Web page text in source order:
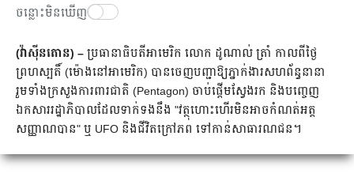
ចន្លោះមិនឃើញ
(វ៉ាស៊ីនតោន) – ប្រធានាធិបតីអាមេរិក លោក ដូណាល់ ត្រាំ កាលពីថ្ងៃ
ព្រហស្បតិ៍ (ម៉ោងនៅអាមេរិក) បានចេញបញ្ជាឱ្យភ្នាក់ងារសហព័ន្ធនានា
រួមទាំងក្រសួងការពារជាតិ (Pentagon) ចាប់ផ្ដើមស្វែងរក និងបញ្ចេញ
ឯកសាររដ្ឋាភិបាលដែលទាក់ទងនឹង "វត្ថុហោះហើរមិនអាចកំណត់អត្ត
សញ្ញាណបាន" ឬ UFO និងជីវិតក្រៅភព ទៅកាន់សាធារណជន។